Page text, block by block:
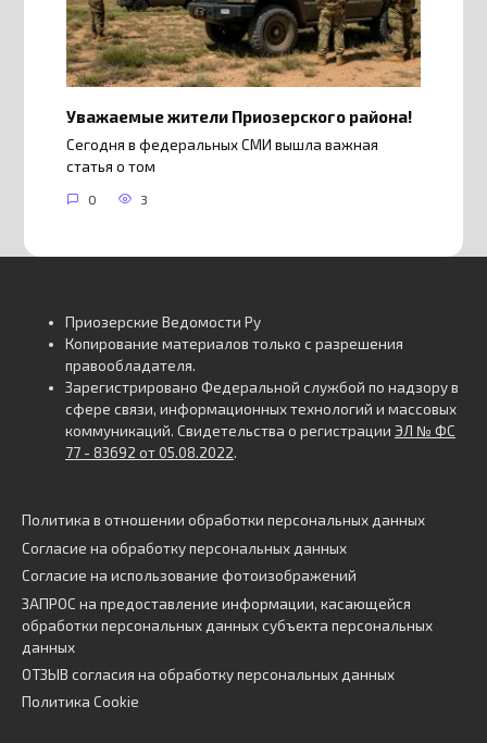
Уважаемые жители Приозерского района!
Сегодня в федеральных СМИ вышла важная
статья о том
0 3
Приозерские Ведомости Ру
Копирование материалов только с разрешения
правообладателя.
Зарегистрировано Федеральной службой по надзору в
сфере связи, информационных технологий и массовых
коммуникаций. Свидетельства о регистрации ЭЛ № ФС
77 - 83692 от 05.08.2022.
Политика в отношении обработки персональных данных
Согласие на обработку персональных данных
Согласие на использование фотоизображений
ЗАПРОС на предоставление информации, касающейся
обработки персональных данных субъекта персональных
данных
ОТЗЫВ согласия на обработку персональных данных
Политика Cookie